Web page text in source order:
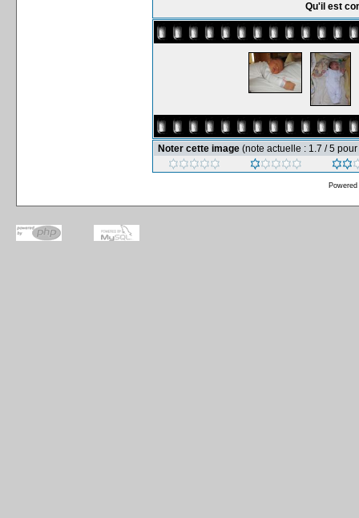
Qu'il est
Noter cette image (note actuelle : 1.7 / 5